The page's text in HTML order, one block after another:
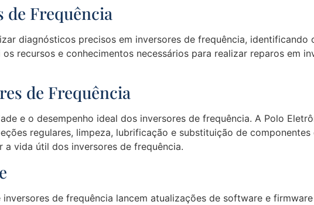
de Frequência
diagnósticos precisos em inversores de frequência, identificando
recursos e conhecimentos necessários para realizar reparos em
de Frequência
e o desempenho ideal dos inversores de frequência. A Polo
regulares, limpeza, lubrificação e substituição de componentes
a vida útil dos inversores de frequência.
de frequência lancem atualizações de software e